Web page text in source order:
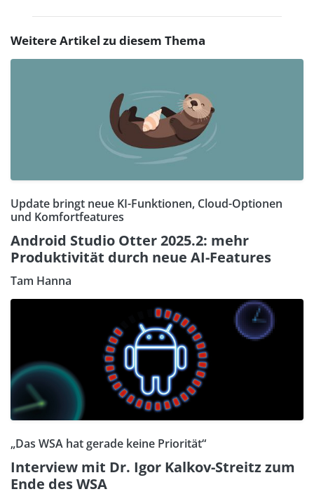
Weitere Artikel zu diesem Thema
Update bringt neue KI-Funktionen, Cloud-Optionen
und Komfortfeatures
Android Studio Otter 2025.2: mehr
Produktivität durch neue AI-Features
Tam Hanna
„Das WSA hat gerade keine Priorität“
Interview mit Dr. Igor Kalkov-Streitz zum
Ende des WSA